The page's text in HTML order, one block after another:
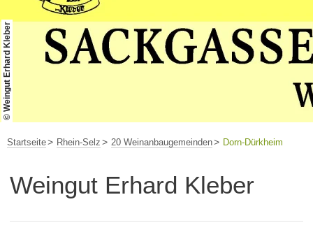
Buchen & Service
© Weingut Erhard Kleber
Startseite Rhein-Selz 20 Weinanbaugemeinden Dorn-Dürkheim
Weingut Erhard Kleber